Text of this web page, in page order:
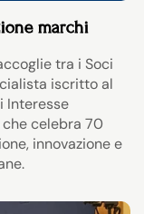
marchi
tra i Soci
iscritto al
Interesse
che celebra 70
innovazione e